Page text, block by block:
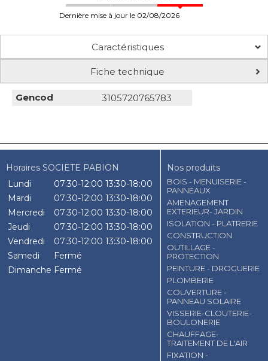
Dernière mise à jour le 02/08/2026
Caractéristiques
Fiche technique
Gencod 3105720765783
Horaires SOCIETE PABION
Lundi
07:30-12:00 13:30-18:00
Mardi
07:30-12:00 13:30-18:00
Mercredi
07:30-12:00 13:30-18:00
Jeudi
07:30-12:00 13:30-18:00
Vendredi
07:30-12:00 13:30-18:00
Samedi
Fermé
Dimanche Fermé
Nos produits
BOIS - MENUISERIE -
PANNEAUX
AMENAGEMENT
EXTERIEUR- JARDIN
ISOLATION - PLATRERIE
CONSTRUCTION
OUTILLAGE -
PROTECTION
PEINTURE - DROGUERIE
PLOMBERIE
COUVERTURE -
PANNEAU SOLAIRE
VISSERIE-CLOUTERIE-
BOULONERIE
CHAUFFAGE-
TRAITEMENT DE L'AIR
FIXATION -